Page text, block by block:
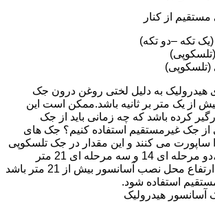
از کنار
تکه –دو تکه)
به دلیل لختی روغن درون جک
از یک متر بر ثانیه باشد.ممکن است این
کرده باشد که چه زمانی باید از جک
از جک غیرمستقیم استفاده کنیم؟ جک های
تا 21 متر را ساپورت می کنند و این مقدار در جک تلسکوپی
تک مرحله ای 7 متر،دو مرحله ای 14 و سه مرحله ای 21 متر
است.در صورتی که ارتفاع محل نصب آسانسور بیش از 21 متر باشد
استفاده شود.
آسانسور هیدرولیک